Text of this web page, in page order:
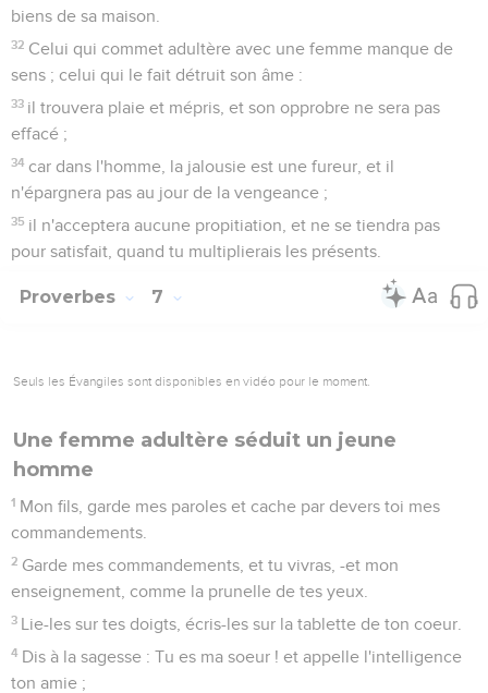
biens de sa maison.
32 Celui qui commet adultère avec une femme manque de
sens ; celui qui le fait détruit son âme :
33 il trouvera plaie et mépris, et son opprobre ne sera pas
effacé ;
34 car dans l'homme, la jalousie est une fureur, et il
n'épargnera pas au jour de la vengeance ;
35 il n'acceptera aucune propitiation, et ne se tiendra pas
pour satisfait, quand tu multiplierais les présents.
Proverbes 7
Seuls les Évangiles sont disponibles en vidéo pour le moment.
Une femme adultère séduit un jeune
homme
1 Mon fils, garde mes paroles et cache par devers toi mes
commandements.
2 Garde mes commandements, et tu vivras, -et mon
enseignement, comme la prunelle de tes yeux.
3 Lie-les sur tes doigts, écris-les sur la tablette de ton coeur.
4 Dis à la sagesse : Tu es ma soeur ! et appelle l'intelligence
ton amie ;